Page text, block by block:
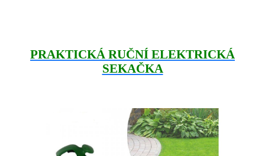
PRAKTICKÁ RUČNÍ ELEKTRICKÁ
SEKAČKA